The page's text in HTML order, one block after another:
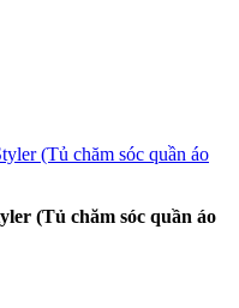
(Tủ chăm sóc quần áo